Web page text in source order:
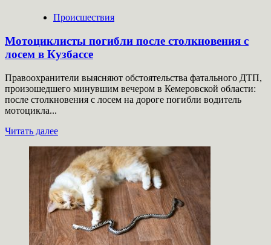
Происшествия
Мотоциклисты погибли после столкновения с
лосем в Кузбассе
Правоохранители выясняют обстоятельства фатального ДТП,
произошедшего минувшим вечером в Кемеровской области:
после столкновения с лосем на дороге погибли водитель
мотоцикла...
Читать далееПрочитать
Мотоциклисты
погибли
после
столкновения
с
лосем
в
Кузбассе